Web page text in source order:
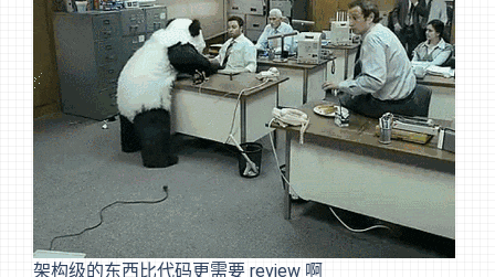
架构级的东西比代码更需要 review 啊